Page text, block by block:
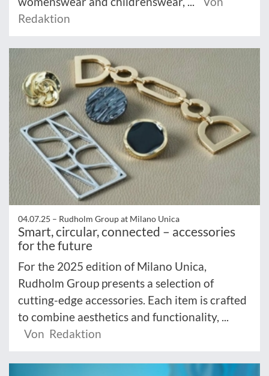
Redaktion
04.07.25 – Rudholm Group at Milano Unica
Smart, circular, connected – accessories
for the future
For the 2025 edition of Milano Unica,
Rudholm Group presents a selection of
cutting-edge accessories. Each item is crafted
to combine aesthetics and functionality, ...
Von Redaktion